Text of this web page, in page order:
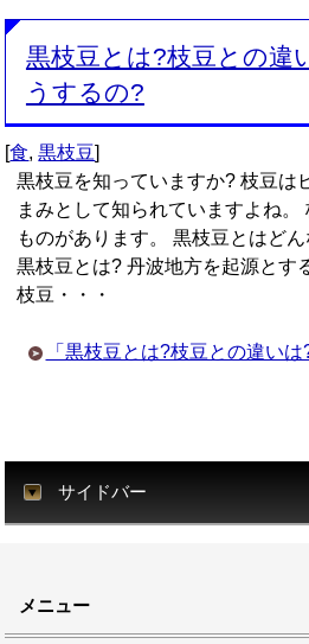
黒枝豆とは?枝豆との違
うするの?
[食,黒枝豆]
黒枝豆を知っていますか? 枝豆は
まみとして知られていますよね。
ものがあります。 黒枝豆とはど
黒枝豆とは? 丹波地方を起源とす
枝豆・・・
「黒枝豆とは?枝豆との違い
サイドバー
メニュー